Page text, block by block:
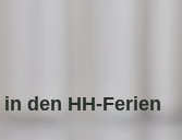
in den HH-Ferien